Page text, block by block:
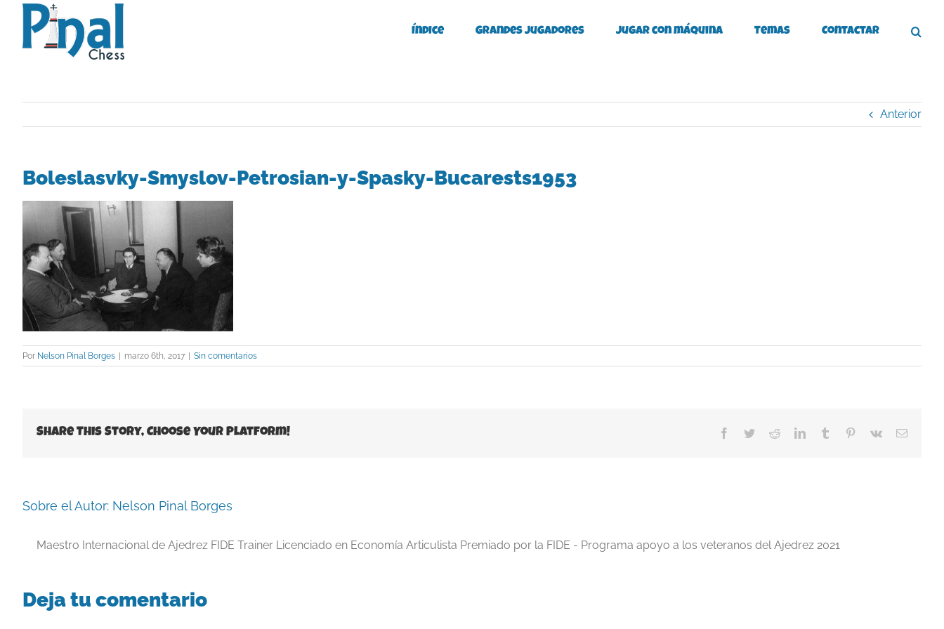
Saltar
contenido
Índice Grandes Jugadores Jugar con máquina Temas Contactar
Anterior
Boleslasvky-Smyslov-Petrosian-y-Spasky-Bucarests1953
Por Nelson Pinal Borges | marzo 6th, 2017 | Sin comentarios
Share This Story, Choose Your Platform! Facebook
TwitterRedditLinkedInTumblr Pinterest
Vk
Correo
Sobre el Autor: Nelson Pinal Borges
Maestro Internacional de Ajedrez FIDE Trainer Licenciado en Economía Articulista Premiado por la FIDE - Programa apoyo a los veteranos del Ajedrez 2021
Deja tu comentario